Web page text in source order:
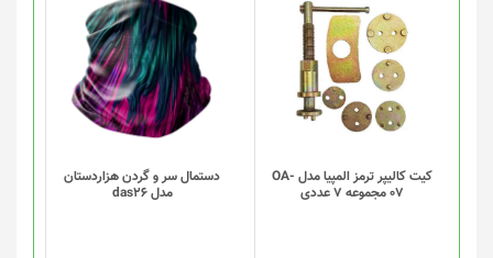
انتخاب
شوند
کیت کالیپر ترمز المپیا مدل OA-
07 مجموعه 7 عددی
دستمال سر و گردن هزاردستان
مدل das26
این
محصول
دارای
انواع
مختلفی
می
گزینه
ها